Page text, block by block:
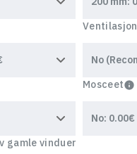
Ventilasjon
Mosceet
gamle vinduer